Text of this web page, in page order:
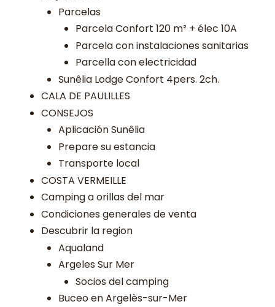
Parcelas
Parcela Confort 120 m² + élec 10A
Parcela con instalaciones sanitarias
Parcella con electricidad
Sunêlia Lodge Confort 4pers. 2ch.
CALA DE PAULILLES
CONSEJOS
Aplicación Sunêlia
Prepare su estancia
Transporte local
COSTA VERMEILLE
Camping a orillas del mar
Condiciones generales de venta
Descubrir la region
Aqualand
Argeles Sur Mer
Socios del camping
Buceo en Argelès-sur-Mer